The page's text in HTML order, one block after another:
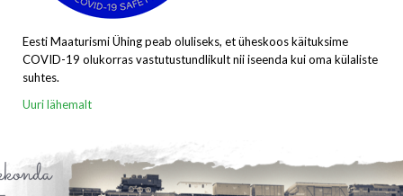
Eesti Maaturismi Ühing peab oluliseks, et üheskoos käituksime
COVID-19 olukorras vastutustundlikult nii iseenda kui oma külaliste
suhtes.
Uuri lähemalt